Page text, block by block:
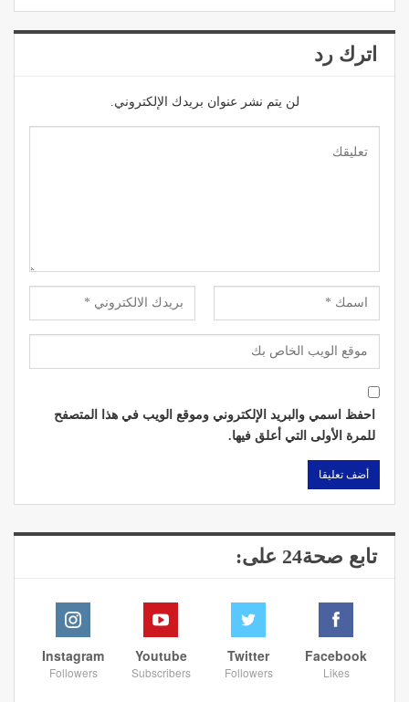
اترك رد
لن يتم نشر عنوان بريدك الإلكتروني.
احفظ اسمي والبريد الإلكتروني وموقع الويب في هذا المتصفح
للمرة الأولى التي أعلق فيها.
تابع صحة24 على:
Facebook
Likes
Twitter
Followers
Youtube
Subscribers
Instagram
Followers